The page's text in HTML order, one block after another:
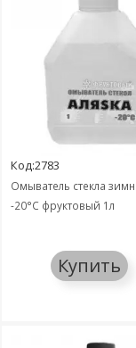
Код:2783
Омыватель стекла
-20°C фруктовый 1л
Купить